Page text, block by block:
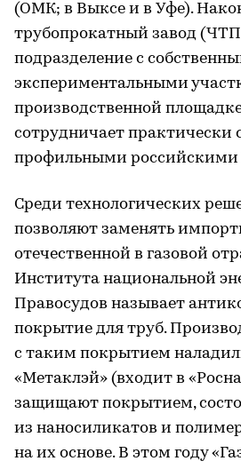
(ОМК; в Выксе и в Уфе).
трубопрокатный завод
подразделение с
экспериментальными
производственной
сотрудничает практически
профильными
Среди технологических
позволяют заменять
отечественной в газовой
Института национальной
Правосудов называет
покрытие для труб.
с таким покрытием
«Метаклэй» (входит в
защищают покрытием,
из наносиликатов и
на их основе. В этом году